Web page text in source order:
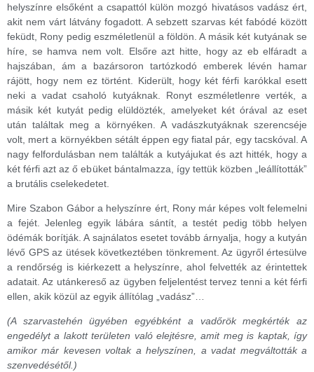
helyszínre elsőként a csapattól külön mozgó hivatásos vadász ért,
akit nem várt látvány fogadott. A sebzett szarvas két fabódé között
feküdt, Rony pedig eszméletlenül a földön. A másik két kutyának se
híre, se hamva nem volt. Elsőre azt hitte, hogy az eb elfáradt a
hajszában, ám a bazársoron tartózkodó emberek lévén hamar
rájött, hogy nem ez történt. Kiderült, hogy két férfi karókkal esett
neki a vadat csaholó kutyáknak. Ronyt eszméletlenre verték, a
másik két kutyát pedig elüldözték, amelyeket két órával az eset
után találtak meg a környéken. A vadászkutyáknak szerencséje
volt, mert a környékben sétált éppen egy fiatal pár, egy tacskóval. A
nagy felfordulásban nem találták a kutyájukat és azt hitték, hogy a
két férfi azt az ő ebüket bántalmazza, így tettük közben „leállították”
a brutális cselekedetet.
Mire Szabon Gábor a helyszínre ért, Rony már képes volt felemelni
a fejét. Jelenleg egyik lábára sántít, a testét pedig több helyen
ödémák borítják. A sajnálatos esetet tovább árnyalja, hogy a kutyán
lévő GPS az ütések következtében tönkrement. Az ügyről értesülve
a rendőrség is kiérkezett a helyszínre, ahol felvették az érintettek
adatait. Az utánkereső az ügyben feljelentést tervez tenni a két férfi
ellen, akik közül az egyik állítólag „vadász”…
(A szarvastehén ügyében egyébként a vadőrök megkérték az
engedélyt a lakott területen való elejtésre, amit meg is kaptak, így
amikor már kevesen voltak a helyszínen, a vadat megváltották a
szenvedésétől.)